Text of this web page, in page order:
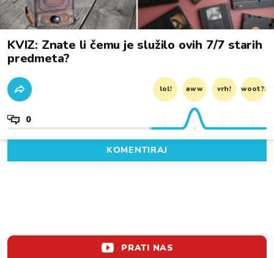
KVIZ: Znate li čemu je služilo ovih 7/7 starih
predmeta?
lol! aww vrh! woot?!
0
KOMENTIRAJ
PRATI NAS